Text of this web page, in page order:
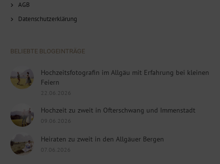
AGB
Datenschutzerklärung
BELIEBTE BLOGEINTRÄGE
Hochzeitsfotografin im Allgäu mit Erfahrung bei kleinen
Feiern
22.06.2026
Hochzeit zu zweit in Ofterschwang und Immenstadt
09.06.2026
Heiraten zu zweit in den Allgäuer Bergen
07.06.2026